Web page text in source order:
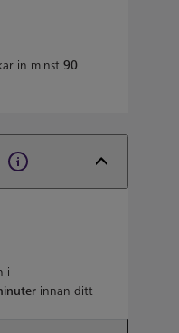
in minst 90
i
innan ditt